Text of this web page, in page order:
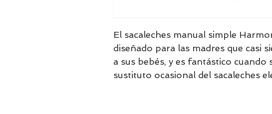
El sacaleches manual simple
diseñado para las madres que casi
a sus bebés, y es fantástico cuando
sustituto ocasional del sacaleches